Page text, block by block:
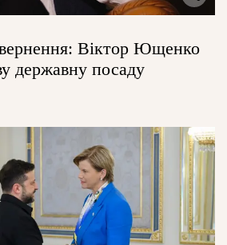
Віктор Ющенко
державну посаду